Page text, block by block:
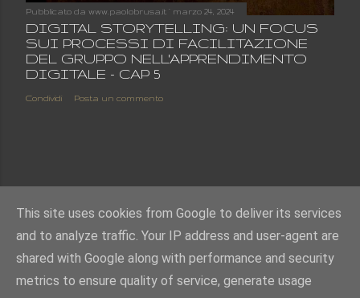
Pubblicato da www.paolobrusa.it marzo 24, 2024
DIGITAL STORYTELLING: UN FOCUS
SUI PROCESSI DI FACILITAZIONE
DEL GRUPPO NELL'APPRENDIMENTO
DIGITALE - CAP 5
Condividi Posta un commento
Powered by Blogger
This site uses cookies from Google to deliver its services
and to analyze traffic. Your IP address and user-agent are
shared with Google along with performance and security
metrics to ensure quality of service, generate usage